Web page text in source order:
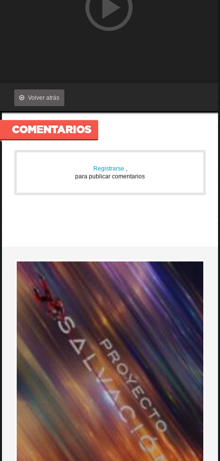
Volver atrás
COMENTARIOS
Registrarse ,
para publicar comentarios